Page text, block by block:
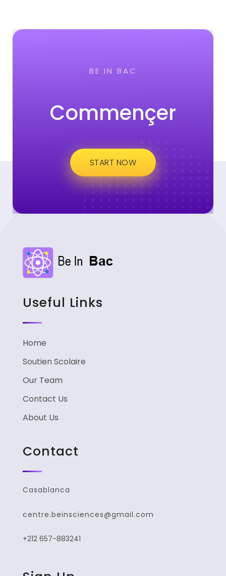
BE IN BAC
Commençer
START NOW
Useful Links
Home
Soutien Scolaire
Our Team
Contact Us
About Us
Contact
Casablanca
centre.beinsciences@gmail.com
+212 657-883241